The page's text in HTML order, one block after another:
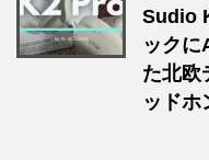
Sudio
ックに
た北欧
ッドホ